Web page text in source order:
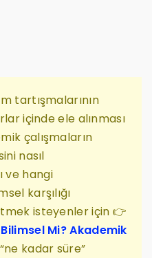
tartışmalarının
içinde ele alınması
çalışmaların
nasıl
ve hangi
karşılığı
isteyenler için 👉
Mi? Akademik
kadar süre”